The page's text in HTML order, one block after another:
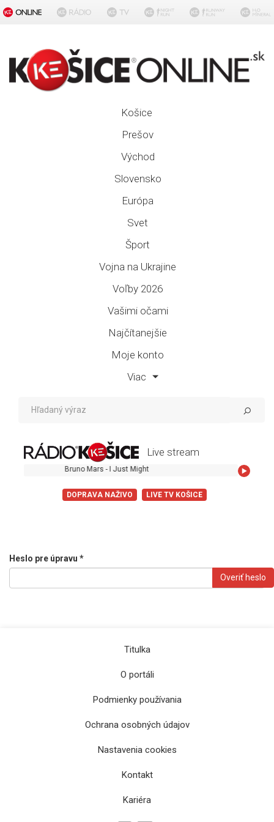
Košice
Prešov
Východ
Slovensko
Európa
Svet
Šport
Vojna na Ukrajine
Voľby 2026
Vašimi očami
Najčítanejšie
Moje konto
Viac
Live stream
Bruno Mars - I Just Might
DOPRAVA NAŽIVO LIVE TV KOŠICE
Heslo pre úpravu *
Overiť heslo
Titulka
O portáli
Podmienky používania
Ochrana osobných údajov
Nastavenia cookies
Kontakt
Kariéra